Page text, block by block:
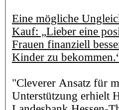
Eine mögliche
Kauf: „Lieber eine
Frauen finanziell
Kinder zu
"Cleverer Ansatz für
Unterstützung erhielt